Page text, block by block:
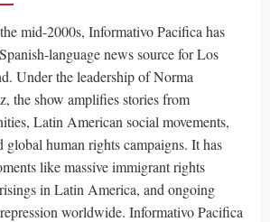
mid-2000s, Informativo Pacifica has
language news source for Los
Under the leadership of Norma
the show amplifies stories from
Latin American social movements,
global human rights campaigns. It has
like massive immigrant rights
in Latin America, and ongoing
worldwide. Informativo Pacifica